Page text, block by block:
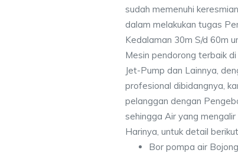
sudah memenuhi
dalam melakukan tugas
Kedalaman 30m S/d 60m
Mesin pendorong terbaik
Jet-Pump dan Lainnya,
profesional dibidangnya,
pelanggan dengan
sehingga Air yang
Harinya, untuk detail
Bor pompa air